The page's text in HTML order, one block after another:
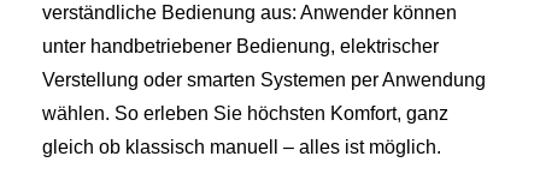
verständliche Bedienung aus: Anwender können
unter handbetriebener Bedienung, elektrischer
Verstellung oder smarten Systemen per Anwendung
wählen. So erleben Sie höchsten Komfort, ganz
gleich ob klassisch manuell – alles ist möglich.